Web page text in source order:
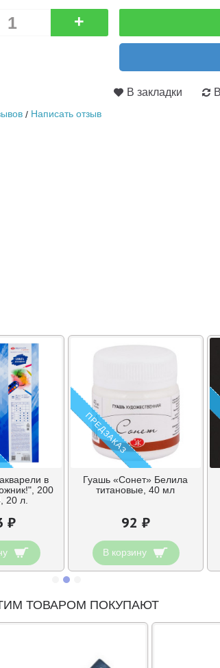
+
В закладки
/ Написать отзыв
в
200
20 л.
₽
ПРЕДЗАКАЗ
Гуашь «Сонет» Белила
титановые, 40 мл
92 ₽
В корзину
ТОВАРОМ ПОКУПАЮТ